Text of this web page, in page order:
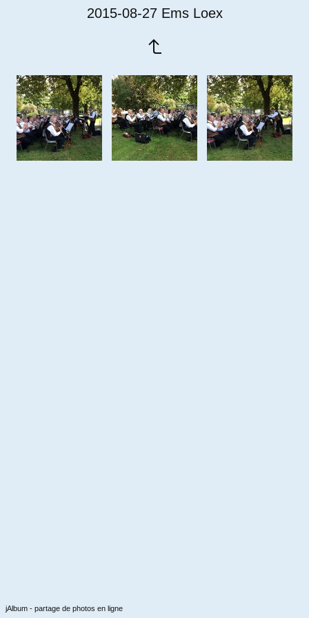
2015-08-27 Ems Loex
jAlbum - partage de photos en ligne